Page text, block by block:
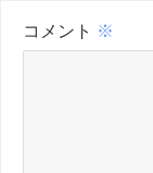
コメント ※